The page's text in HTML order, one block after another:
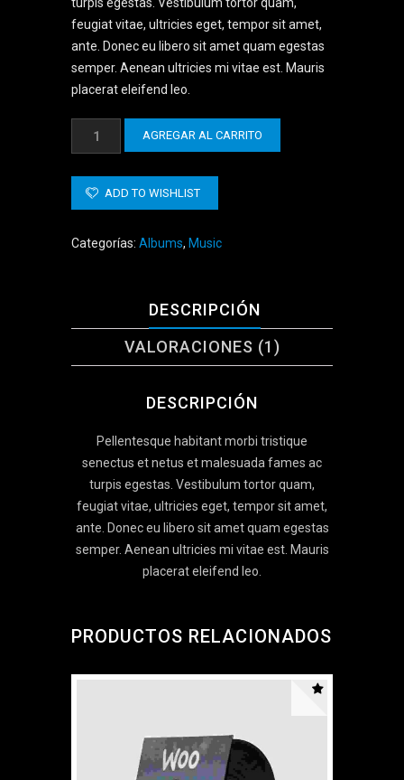
feugiat vitae, ultricies eget, tempor sit amet,
ante. Donec eu libero sit amet quam egestas
semper. Aenean ultricies mi vitae est. Mauris
placerat eleifend leo.
Album
cantidad
AGREGAR AL CARRITO
ADD TO WISHLIST
Categorías: Albums, Music
DESCRIPCIÓN
VALORACIONES (1)
DESCRIPCIÓN
Pellentesque habitant morbi tristique
senectus et netus et malesuada fames ac
turpis egestas. Vestibulum tortor quam,
feugiat vitae, ultricies eget, tempor sit amet,
ante. Donec eu libero sit amet quam egestas
semper. Aenean ultricies mi vitae est. Mauris
placerat eleifend leo.
PRODUCTOS RELACIONADOS